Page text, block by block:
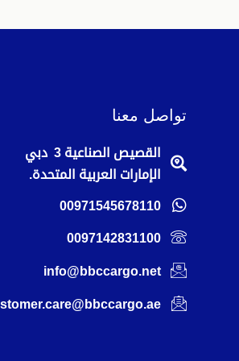
تواصل معنا
القصيص الصناعية 3 دبي
الإمارات العربية المتحدة.
00971545678110
0097142831100
info@bbccargo.net